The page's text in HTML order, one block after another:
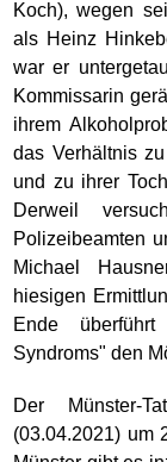
Koch), wegen
als Heinz
war er
Kommissarin
ihrem
das Verhältnis
und zu ihrer
Derweil
Polizeibeamten
Michael
hiesigen
Ende
Syndroms" den
Der Münster-
(03.04.2021) um